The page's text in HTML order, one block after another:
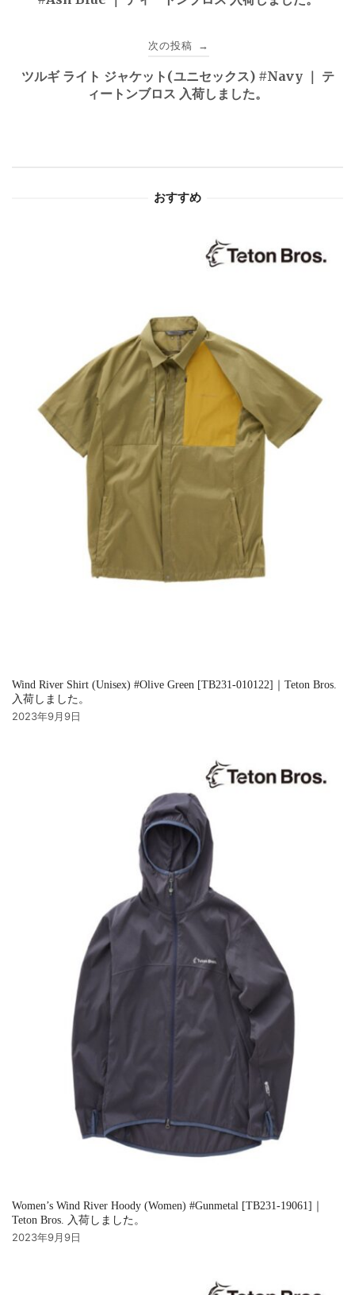
ゲ
次の投稿 →
ツルギ ライト ジャケット(ユニセックス) #Navy ｜ テ
ィートンブロス 入荷しました。
おすすめ
Wind River Shirt (Unisex) #Olive Green [TB231-010122]｜Teton Bros.
入荷しました。
2023年9月9日
Women’s Wind River Hoody (Women) #Gunmetal [TB231-19061]｜
Teton Bros. 入荷しました。
2023年9月9日